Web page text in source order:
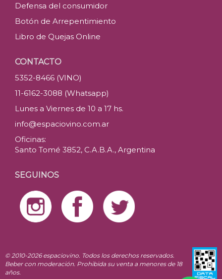
Defensa del consumidor
Botón de Arrepentimiento
Libro de Quejas Online
CONTACTO
5352-8466 (VINO)
11-6162-3088 (Whatsapp)
Lunes a Viernes de 10 a 17 hs.
info@espaciovino.com.ar
Oficinas:
Santo Tomé 3852, C.A.B.A., Argentina
SEGUINOS
© 2010-2026 espaciovino. Todos los derechos reservados.
Beber con moderación. Prohibida su venta a menores de 18
años.